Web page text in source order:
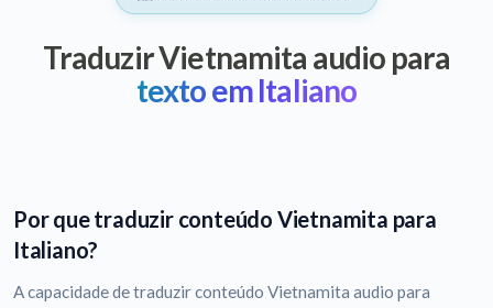
Traduzir Vietnamita audio para
texto em Italiano
Por que traduzir conteúdo Vietnamita para
Italiano?
A capacidade de traduzir conteúdo Vietnamita audio para